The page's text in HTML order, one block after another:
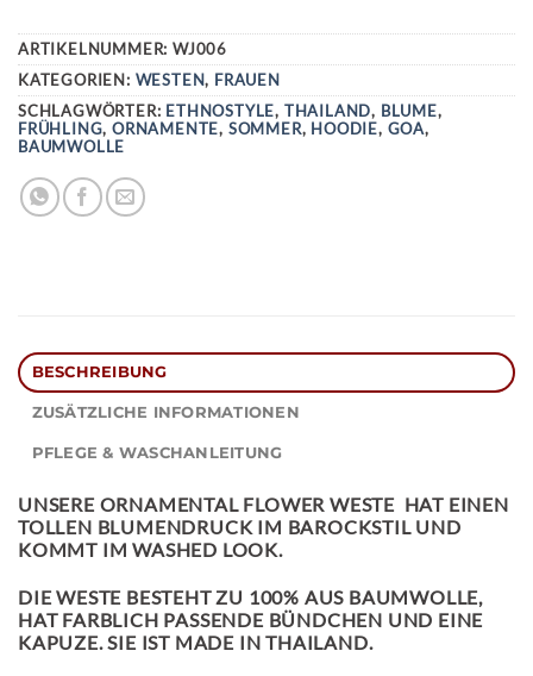
ARTIKELNUMMER:WJ006
KATEGORIEN: WESTEN, FRAUEN
SCHLAGWÖRTER: ETHNOSTYLE, THAILAND, BLUME,
FRÜHLING,ORNAMENTE, SOMMER, HOODIE, GOA,
BAUMWOLLE
BESCHREIBUNG
ZUSÄTZLICHE INFORMATIONEN
PFLEGE & WASCHANLEITUNG
UNSERE ORNAMENTAL FLOWER WESTE HAT EINEN
TOLLEN BLUMENDRUCK IM BAROCKSTIL UND
KOMMT IM WASHED LOOK.
DIE WESTE BESTEHT ZU 100% AUS BAUMWOLLE,
HAT FARBLICH PASSENDE BÜNDCHEN UND EINE
KAPUZE. SIE IST MADE IN THAILAND.